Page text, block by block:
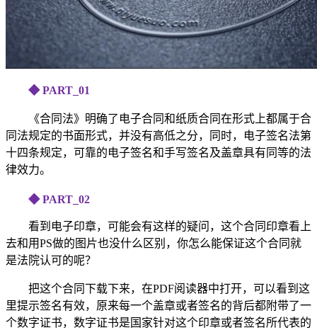
◆ PART_ 01
《合同法》明确了电子合同和纸质合同在形式上都属于合
同法规定的书面形式，并没有高低之分，同时，电子签名法第
十四条规定，可靠的电子签名和手写签名及盖章具有同等的法
律效力。
◆ PART_02
看到电子印章，可能会有这样的疑问，这个合同印章看上
去和用PS做的图片也没什么区别，你怎么能保证这个合同就
是法院认可的呢？
把这个合同下载下来，在PDF阅读器中打开，可以看到这
里提示签名有效，原来每一个盖章或者签名的背后都附带了一
个数字证书，数字证书是国家针对这个印章或者签名所代表的